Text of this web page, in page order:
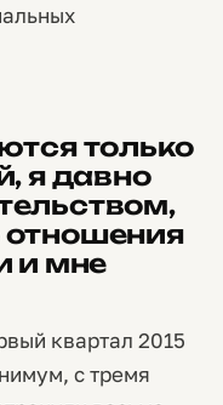
только
я давно
и мне
квартал 2015
с тремя